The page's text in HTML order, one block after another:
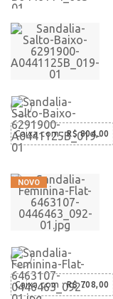
Caixa com:R$ 804,00
Caixa com :R$ 708,00